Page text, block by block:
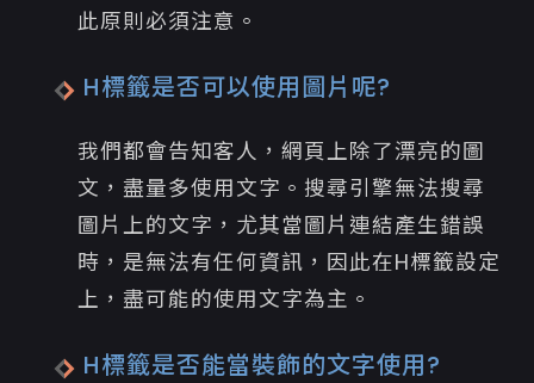
此原則必須注意。
H標籤是否可以使用圖片呢?
我們都會告知客人，網頁上除了漂亮的圖
文，盡量多使用文字。搜尋引擎無法搜尋
圖片上的文字，尤其當圖片連結產生錯誤
時，是無法有任何資訊，因此在H標籤設定
上，盡可能的使用文字為主。
H標籤是否能當裝飾的文字使用?